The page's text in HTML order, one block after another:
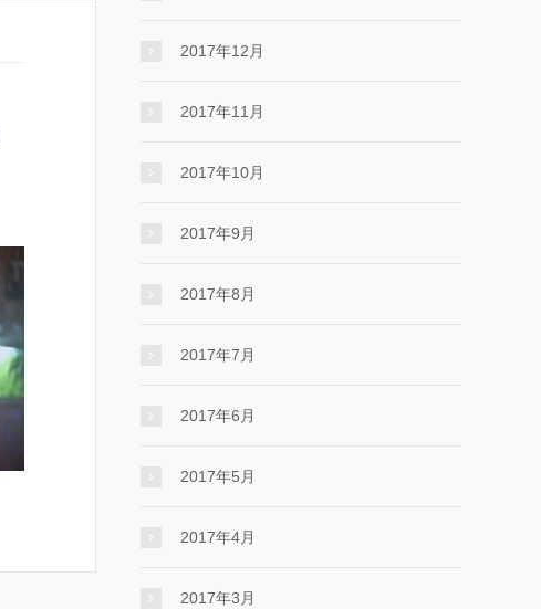
2017年12月
2017年11月
2017年10月
2017年9月
2017年8月
2017年7月
2017年6月
2017年5月
2017年4月
2017年3月